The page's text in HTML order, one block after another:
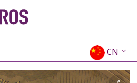
CN
EN